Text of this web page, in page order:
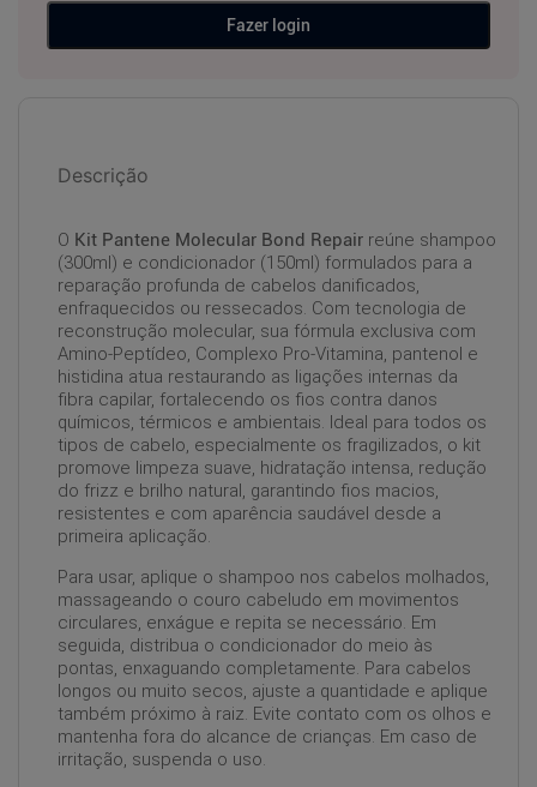
Fazer login
Descrição
O Kit Pantene Molecular Bond Repair reúne shampoo
(300ml) e condicionador (150ml) formulados para a
reparação profunda de cabelos danificados,
enfraquecidos ou ressecados. Com tecnologia de
reconstrução molecular, sua fórmula exclusiva com
Amino-Peptídeo, Complexo Pro-Vitamina, pantenol e
histidina atua restaurando as ligações internas da
fibra capilar, fortalecendo os fios contra danos
químicos, térmicos e ambientais. Ideal para todos os
tipos de cabelo, especialmente os fragilizados, o kit
promove limpeza suave, hidratação intensa, redução
do frizz e brilho natural, garantindo fios macios,
resistentes e com aparência saudável desde a
primeira aplicação.
Para usar, aplique o shampoo nos cabelos molhados,
massageando o couro cabeludo em movimentos
circulares, enxágue e repita se necessário. Em
seguida, distribua o condicionador do meio às
pontas, enxaguando completamente. Para cabelos
longos ou muito secos, ajuste a quantidade e aplique
também próximo à raiz. Evite contato com os olhos e
mantenha fora do alcance de crianças. Em caso de
irritação, suspenda o uso.